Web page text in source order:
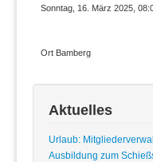
Sonntag, 16. März 2025,
Ort Bamberg
Aktuelles
Urlaub:
Ausbildung zum